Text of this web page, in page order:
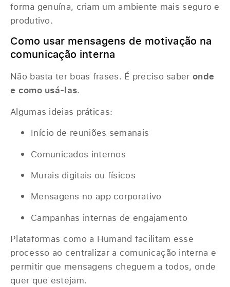
forma genuína, criam um ambiente mais seguro e
produtivo.
Como usar mensagens de motivação na
comunicação interna
Não basta ter boas frases. É preciso saber onde
e como usá-las.
Algumas ideias práticas:
Início de reuniões semanais
Comunicados internos
Murais digitais ou físicos
Mensagens no app corporativo
Campanhas internas de engajamento
Plataformas como a Humand facilitam esse
processo ao centralizar a comunicação interna e
permitir que mensagens cheguem a todos, onde
quer que estejam.